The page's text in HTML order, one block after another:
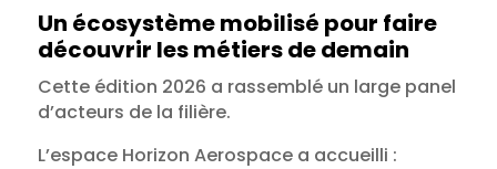
Un écosystème mobilisé pour faire
découvrir les métiers de demain
Cette édition 2026 a rassemblé un large panel
d’acteurs de la filière.
L’espace Horizon Aerospace a accueilli :